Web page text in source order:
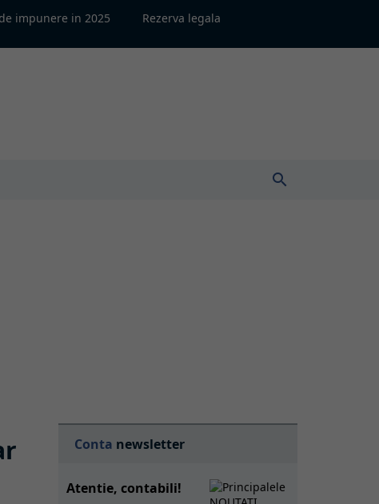
impunere in 2025 Rezerva legala
search
Conta newsletter
Atentie, contabili!